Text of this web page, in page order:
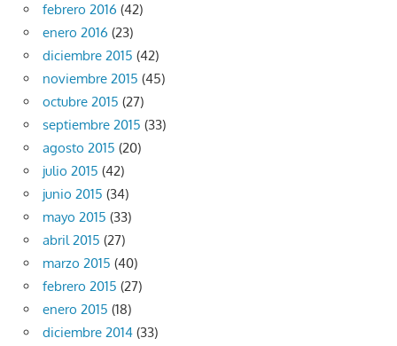
febrero 2016 (42)
enero 2016 (23)
diciembre 2015 (42)
noviembre 2015 (45)
octubre 2015 (27)
septiembre 2015 (33)
agosto 2015 (20)
julio 2015 (42)
junio 2015 (34)
mayo 2015 (33)
abril 2015 (27)
marzo 2015 (40)
febrero 2015 (27)
enero 2015 (18)
diciembre 2014 (33)